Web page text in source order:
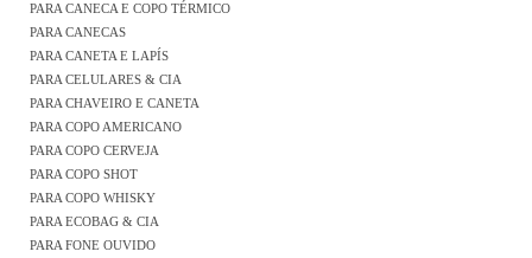
PARA CANECA E COPO TÉRMICO
PARA CANECAS
PARA CANETA E LAPÍS
PARA CELULARES & CIA
PARA CHAVEIRO E CANETA
PARA COPO AMERICANO
PARA COPO CERVEJA
PARA COPO SHOT
PARA COPO WHISKY
PARA ECOBAG & CIA
PARA FONE OUVIDO